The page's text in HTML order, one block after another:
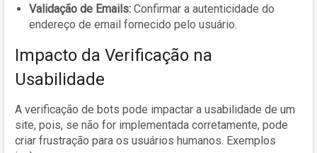
Validação de Emails: Confirmar a autenticidade do
endereço de email fornecido pelo usuário.
Impacto da Verificação na
Usabilidade
A verificação de bots pode impactar a usabilidade de um
site, pois, se não for implementada corretamente, pode
criar frustração para os usuários humanos. Exemplos